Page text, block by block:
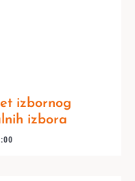
izbornog
izbora